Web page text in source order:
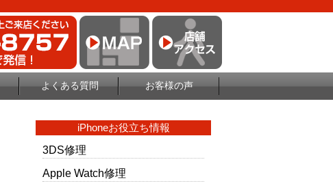
よくある質問 お客様の声
iPhoneお役立ち情報
3DS修理
Apple Watch修理